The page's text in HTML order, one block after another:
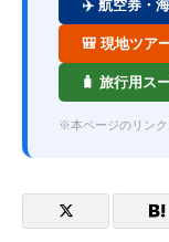
✈️ 航空券・
🎒 現地ツア
🧳 旅行用ス
※本ページのリンク